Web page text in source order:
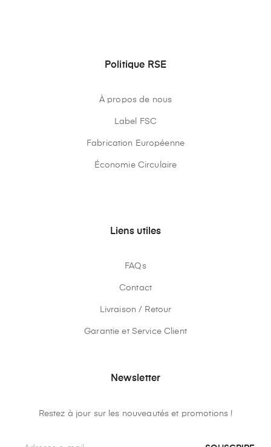
Politique RSE
À propos de nous
Label FSC
Fabrication Européenne
Économie Circulaire
Liens utiles
FAQs
Contact
Livraison / Retour
Garantie et Service Client
Newsletter
Restez à jour sur les nouveautés et promotions !